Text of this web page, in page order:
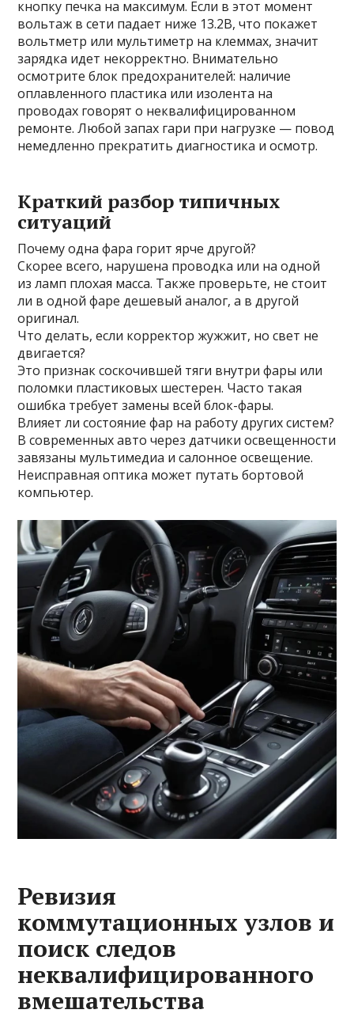
кнопку печка на максимум. Если в этот момент
вольтаж в сети падает ниже 13.2В, что покажет
вольтметр или мультиметр на клеммах, значит
зарядка идет некорректно. Внимательно
осмотрите блок предохранителей: наличие
оплавленного пластика или изолента на
проводах говорят о неквалифицированном
ремонте. Любой запах гари при нагрузке — повод
немедленно прекратить диагностика и осмотр.
Краткий разбор типичных
ситуаций
Почему одна фара горит ярче другой?
Скорее всего, нарушена проводка или на одной
из ламп плохая масса. Также проверьте, не стоит
ли в одной фаре дешевый аналог, а в другой
оригинал.
Что делать, если корректор жужжит, но свет не
двигается?
Это признак соскочившей тяги внутри фары или
поломки пластиковых шестерен. Часто такая
ошибка требует замены всей блок-фары.
Влияет ли состояние фар на работу других систем?
В современных авто через датчики освещенности
завязаны мультимедиа и салонное освещение.
Неисправная оптика может путать бортовой
компьютер.
Ревизия
коммутационных узлов и
поиск следов
неквалифицированного
вмешательства